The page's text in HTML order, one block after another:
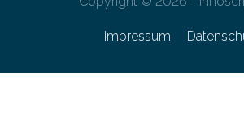
Impressum